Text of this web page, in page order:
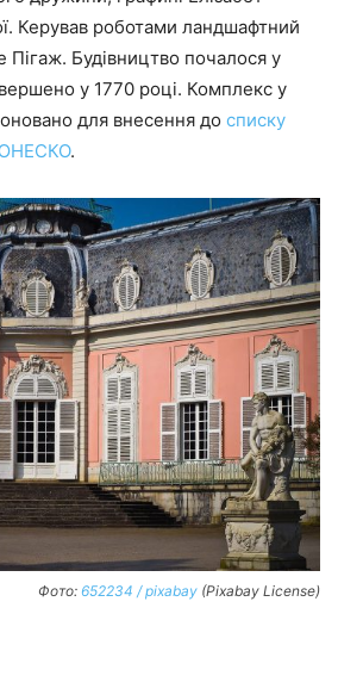
Керував роботами ландшафтний
Пігаж. Будівництво почалося у
у 1770 році. Комплекс у
для внесення до списку
ЮНЕСКО.
Фото: 652234 / pixabay (Pixabay License)